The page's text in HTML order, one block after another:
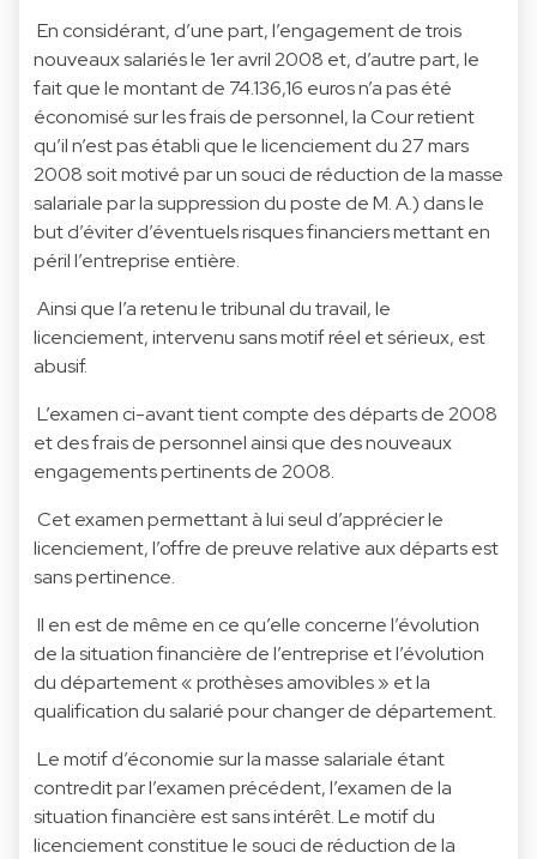
En considérant, d’une part, l’engagement de trois
nouveaux salariés le 1er avril 2008 et, d’autre part, le
fait que le montant de 74.136,16 euros n’a pas été
économisé sur les frais de personnel, la Cour retient
qu’il n’est pas établi que le licenciement du 27 mars
2008 soit motivé par un souci de réduction de la masse
salariale par la suppression du poste de M. A.) dans le
but d’éviter d’éventuels risques financiers mettant en
péril l’entreprise entière.
Ainsi que l’a retenu le tribunal du travail, le
licenciement, intervenu sans motif réel et sérieux, est
abusif.
L’examen ci-avant tient compte des départs de 2008
et des frais de personnel ainsi que des nouveaux
engagements pertinents de 2008.
Cet examen permettant à lui seul d’apprécier le
licenciement, l’offre de preuve relative aux départs est
sans pertinence.
Il en est de même en ce qu’elle concerne l’évolution
de la situation financière de l’entreprise et l’évolution
du département « prothèses amovibles » et la
qualification du salarié pour changer de département.
Le motif d’économie sur la masse salariale étant
contredit par l’examen précédent, l’examen de la
situation financière est sans intérêt. Le motif du
licenciement constitue le souci de réduction de la